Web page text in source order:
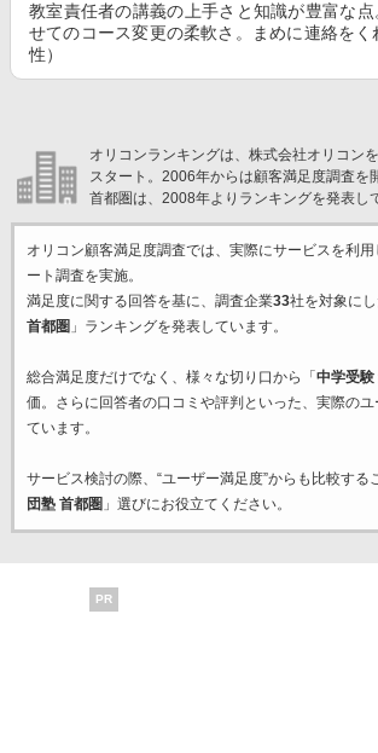
教室責任者の講義の上手さと知識が豊富な
せてのコース変更の柔軟さ。まめに連絡を
性）
オリコンランキングは、株式会社オリコン
スタート。2006年からは顧客満足度調査を
首都圏は、2008年よりランキングを発表し
オリコン顧客満足度調査では、実際にサービスを利用
ート調査を実施。
満足度に関する回答を基に、調査企業33社を対象にし
首都圏 」ランキングを発表しています。
総合満足度だけでなく、様々な切り口から「 中学受験
価。さらに回答者の口コミや評判といった、実際の
ています。
サービス検討の際、“ユーザー満足度”からも比較する
団塾 首都圏 」選びにお役立てください。
PR